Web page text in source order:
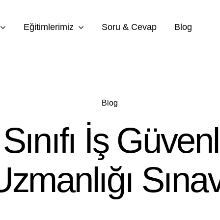
Eğitimlerimiz Soru & Cevap Blog
Blog
İş